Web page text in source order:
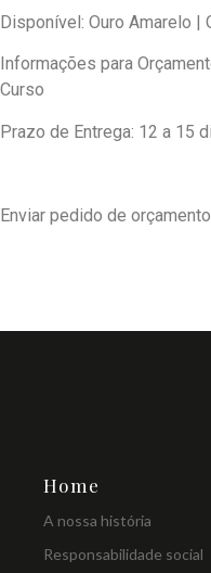
Disponível: Ouro Amarelo |
Informações para
Curso
Prazo de Entrega: 12 a 15
Enviar pedido de
Home
A nossa história
Responsabilidade social